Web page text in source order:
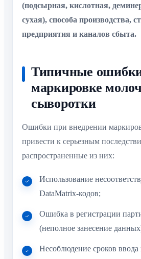
(подсырная, кислотная,
сухая), способа производства,
предприятия и каналов сбыта.
Типичные
маркировке
сыворотки
Ошибки при внедрении
привести к серьезным
распространенные из них:
Использование
DataMatrix-кодов;
Ошибка в регистрации
(неполное занесение
Несоблюдение сроков ввода